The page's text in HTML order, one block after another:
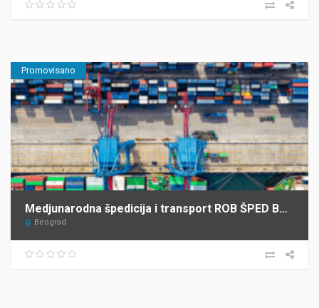
Promovisano
Medjunarodna špedicija i transport ROB ŠPED Beograd
Beograd